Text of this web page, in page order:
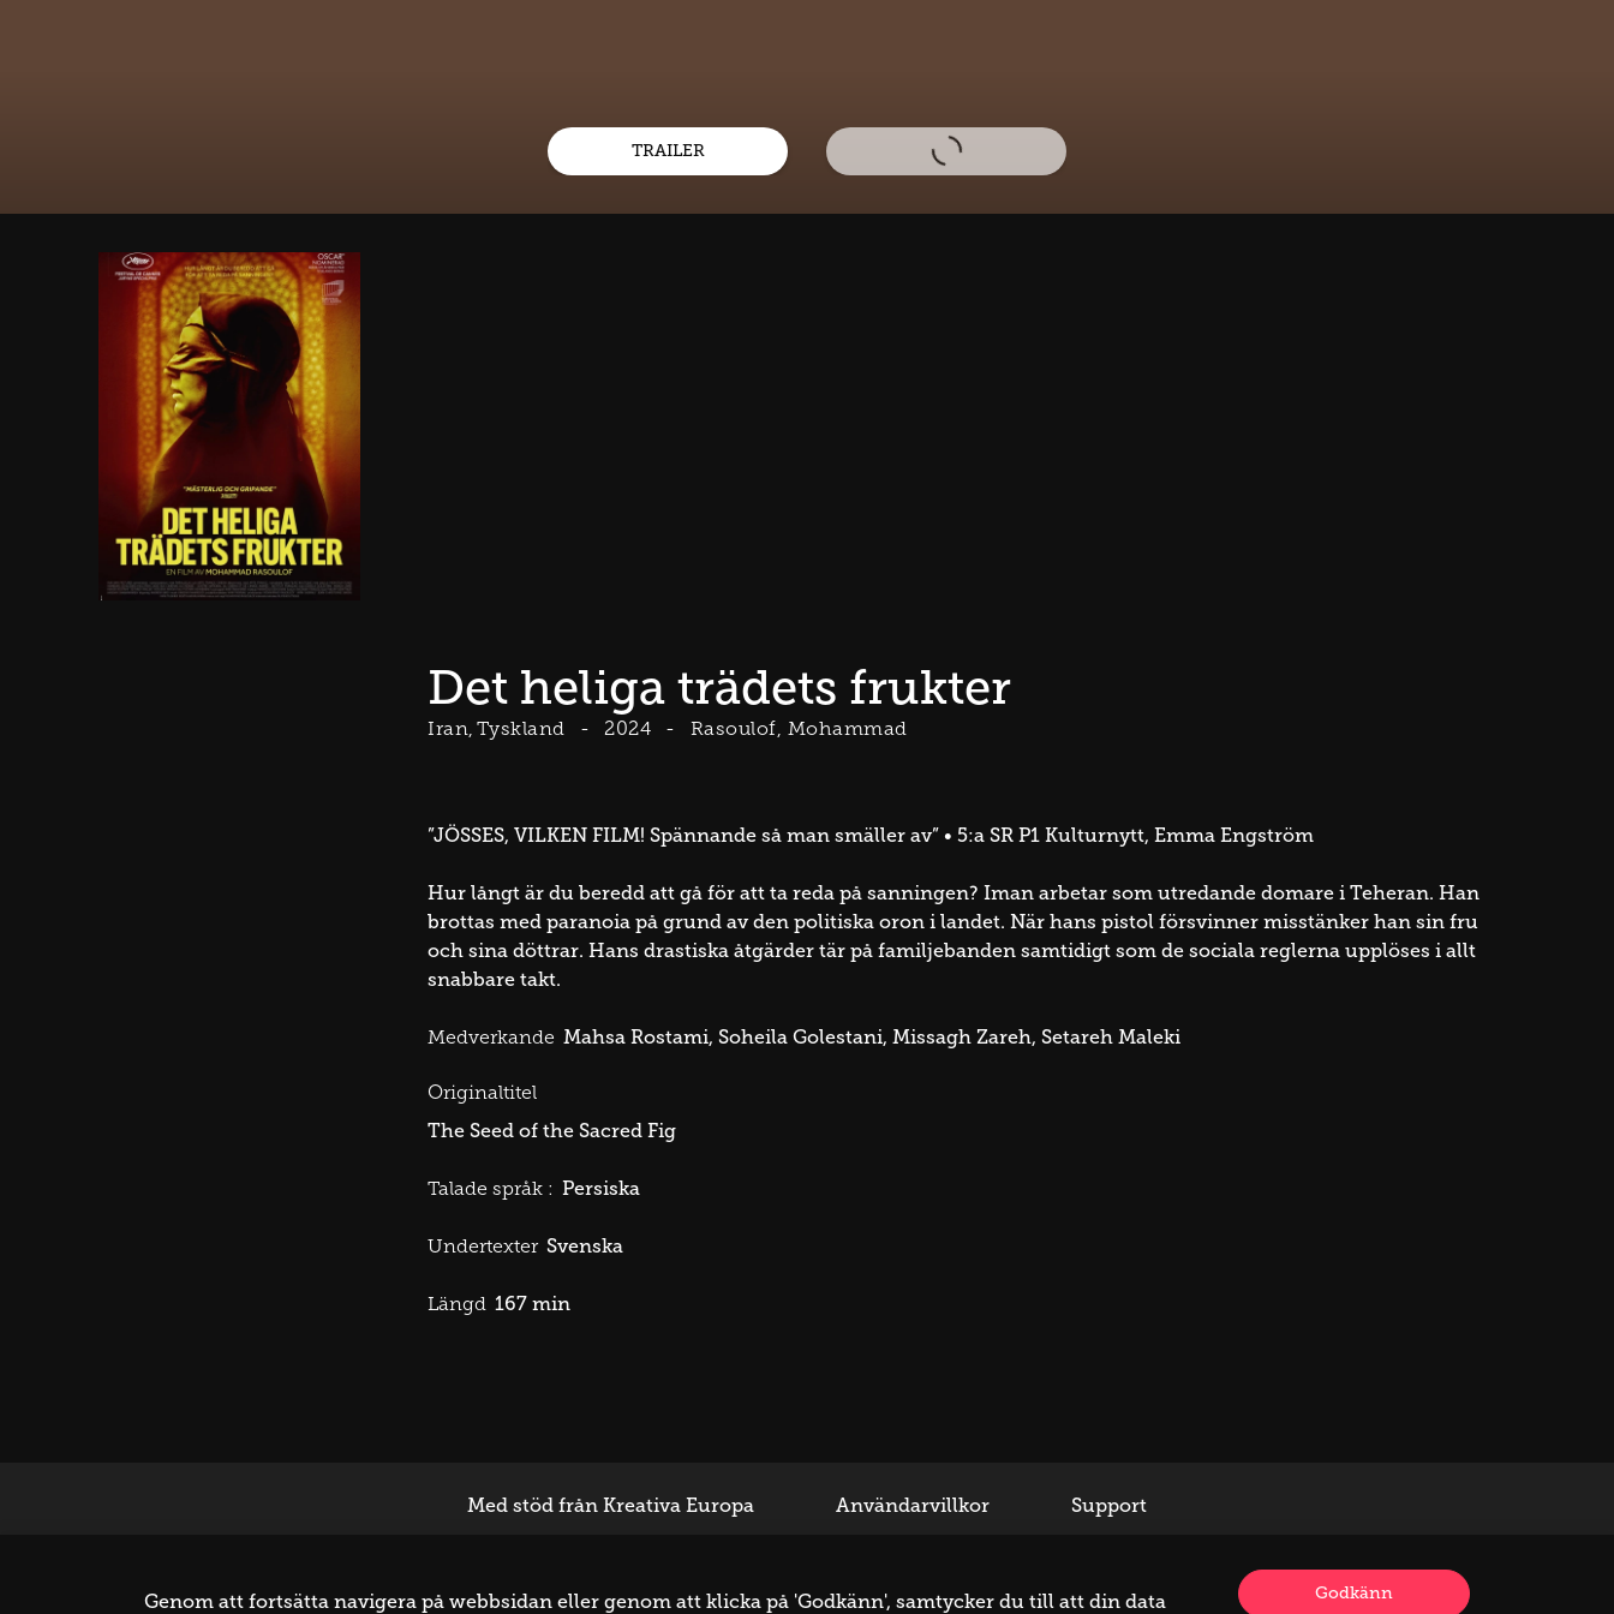
TRAILER
Det heliga trädets frukter
Iran Tyskland 2024 Rasoulof, Mohammad
”JÖSSES, VILKEN FILM! Spännande så man smäller av” • 5:a SR P1 Kulturnytt, Emma Engström
Hur långt är du beredd att gå för att ta reda på sanningen? Iman arbetar som utredande domare i Teheran. Han
brottas med paranoia på grund av den politiska oron i landet. När hans pistol försvinner misstänker han sin fru
och sina döttrar. Hans drastiska åtgärder tär på familjebanden samtidigt som de sociala reglerna upplöses i allt
snabbare takt.
Medverkande Mahsa Rostami Soheila Golestani Missagh Zareh Setareh Maleki
Originaltitel
The Seed of the Sacred Fig
Talade språk : Persiska
Undertexter Svenska
Längd 167 min
Med stöd från Kreativa Europa Användarvillkor Support
Genom att fortsätta navigera på webbsidan eller genom att klicka på 'Godkänn', samtycker du till att din data
Godkänn